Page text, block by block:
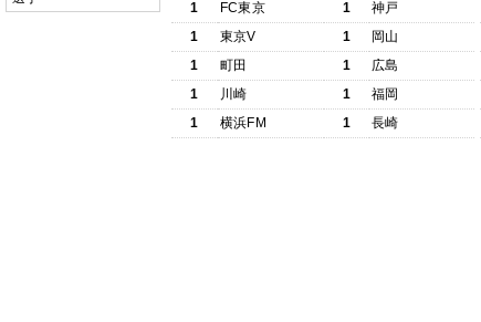
1
FC東京 1
神戸
1
東京V 1
岡山
1
町田 1
広島
1
川崎 1
福岡
1
横浜FM 1 長崎